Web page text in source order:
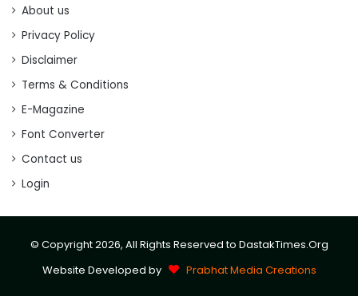
About us
Privacy Policy
Disclaimer
Terms & Conditions
E-Magazine
Font Converter
Contact us
Login
© Copyright 2026, All Rights Reserved to DastakTimes.Org
Website Developed by
Prabhat Media Creations